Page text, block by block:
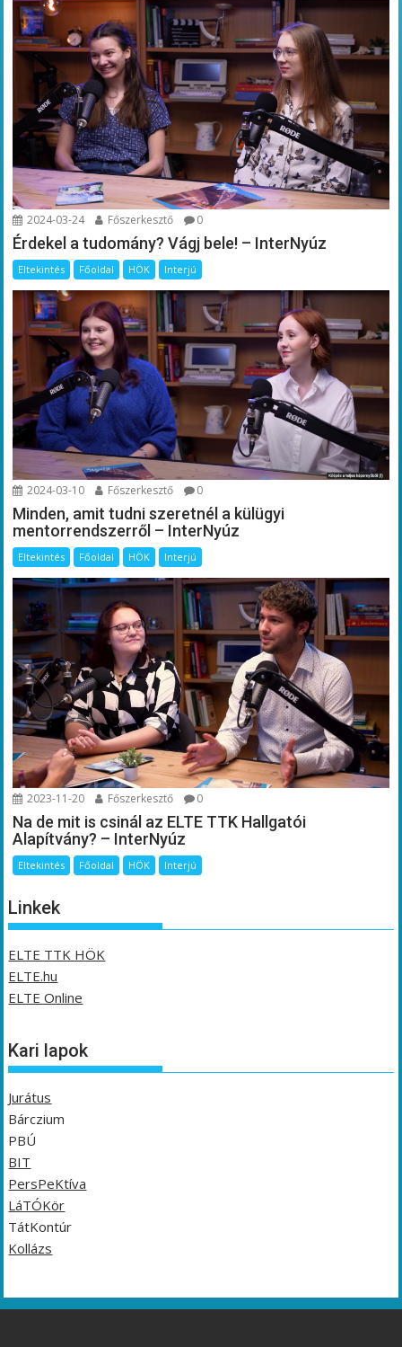
2024-03-24 Főszerkesztő 0
Érdekel a tudomány? Vágj bele! – InterNyúz
Eltekintés Főoldal HÖK Interjú
2024-03-10 Főszerkesztő 0
Minden, amit tudni szeretnél a külügyi
mentorrendszerről – InterNyúz
Eltekintés Főoldal HÖK Interjú
2023-11-20 Főszerkesztő 0
Na de mit is csinál az ELTE TTK Hallgatói
Alapítvány? – InterNyúz
Eltekintés Főoldal HÖK Interjú
Linkek
ELTE TTK HÖK
ELTE.hu
ELTE Online
Kari lapok
Jurátus
Bárczium
PBÚ
BIT
PersPeKtíva
LáTÓKör
TátKontúr
Kollázs